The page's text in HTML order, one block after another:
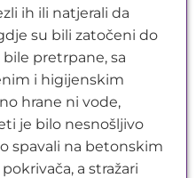
ih ili natjerali da
su bili zatočeni do
pretrpane, sa
i higijenskim
hrane ni vode,
je bilo nesnošljivo
spavali na betonskim
a stražari